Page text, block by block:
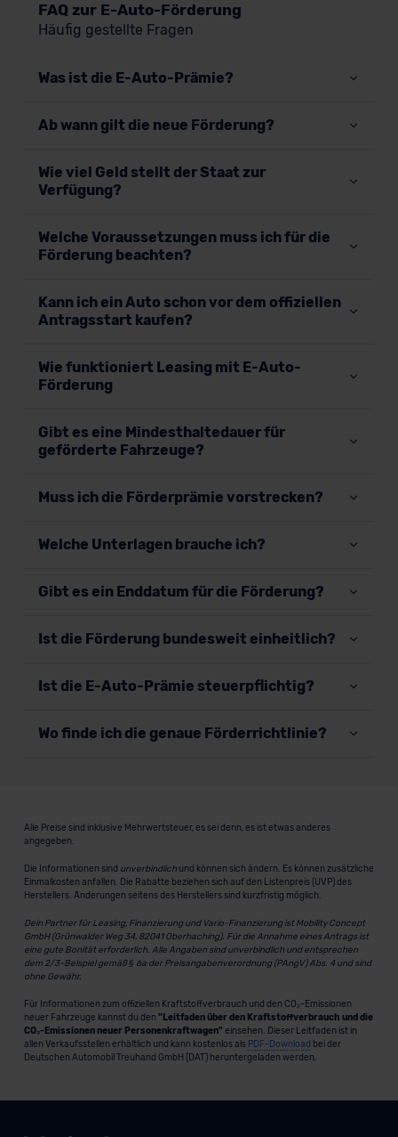
FAQ zur E-Auto-Förderung
Häufig gestellte Fragen
Was ist die E-Auto-Prämie?
Ab wann gilt die neue Förderung?
Wie viel Geld stellt der Staat zur
Verfügung?
Welche Voraussetzungen muss ich für die
Förderung beachten?
Kann ich ein Auto schon vor dem offiziellen
Antragsstart kaufen?
Wie funktioniert Leasing mit E-Auto-
Förderung
Gibt es eine Mindesthaltedauer für
geförderte Fahrzeuge?
Muss ich die Förderprämie vorstrecken?
Welche Unterlagen brauche ich?
Gibt es ein Enddatum für die Förderung?
Ist die Förderung bundesweit einheitlich?
Ist die E-Auto-Prämie steuerpflichtig?
Wo finde ich die genaue Förderrichtlinie?
Alle Preise sind inklusive Mehrwertsteuer, es sei denn, es ist etwas anderes
angegeben.
Die Informationen sind unverbindlichund können sich ändern. Es können zusätzliche
Einmalkosten anfallen. Die Rabatte beziehen sich auf den Listenpreis (UVP) des
Herstellers. Änderungen seitens des Herstellers sind kurzfristig möglich.
Dein Partner für Leasing, Finanzierung und Vario-Finanzierung ist Mobility Concept
GmbH (Grünwalder Weg 34, 82041 Oberhaching). Für die Annahme eines Antrags ist
eine gute Bonität erforderlich. Alle Angaben sind unverbindlich und entsprechen
dem 2/3-Beispiel gemäß § 6a der Preisangabenverordnung (PAngV) Abs. 4 und sind
ohne Gewähr.
Für Informationen zum offiziellen Kraftstoffverbrauch und den CO₂-Emissionen
neuer Fahrzeuge kannst du den "Leitfaden über den Kraftstoffverbrauch und die
CO₂-Emissionen neuer Personenkraftwagen" einsehen. Dieser Leitfaden ist in
allen Verkaufsstellen erhältlich und kann kostenlos als PDF-Download bei der
Deutschen Automobil Treuhand GmbH (DAT) heruntergeladen werden.